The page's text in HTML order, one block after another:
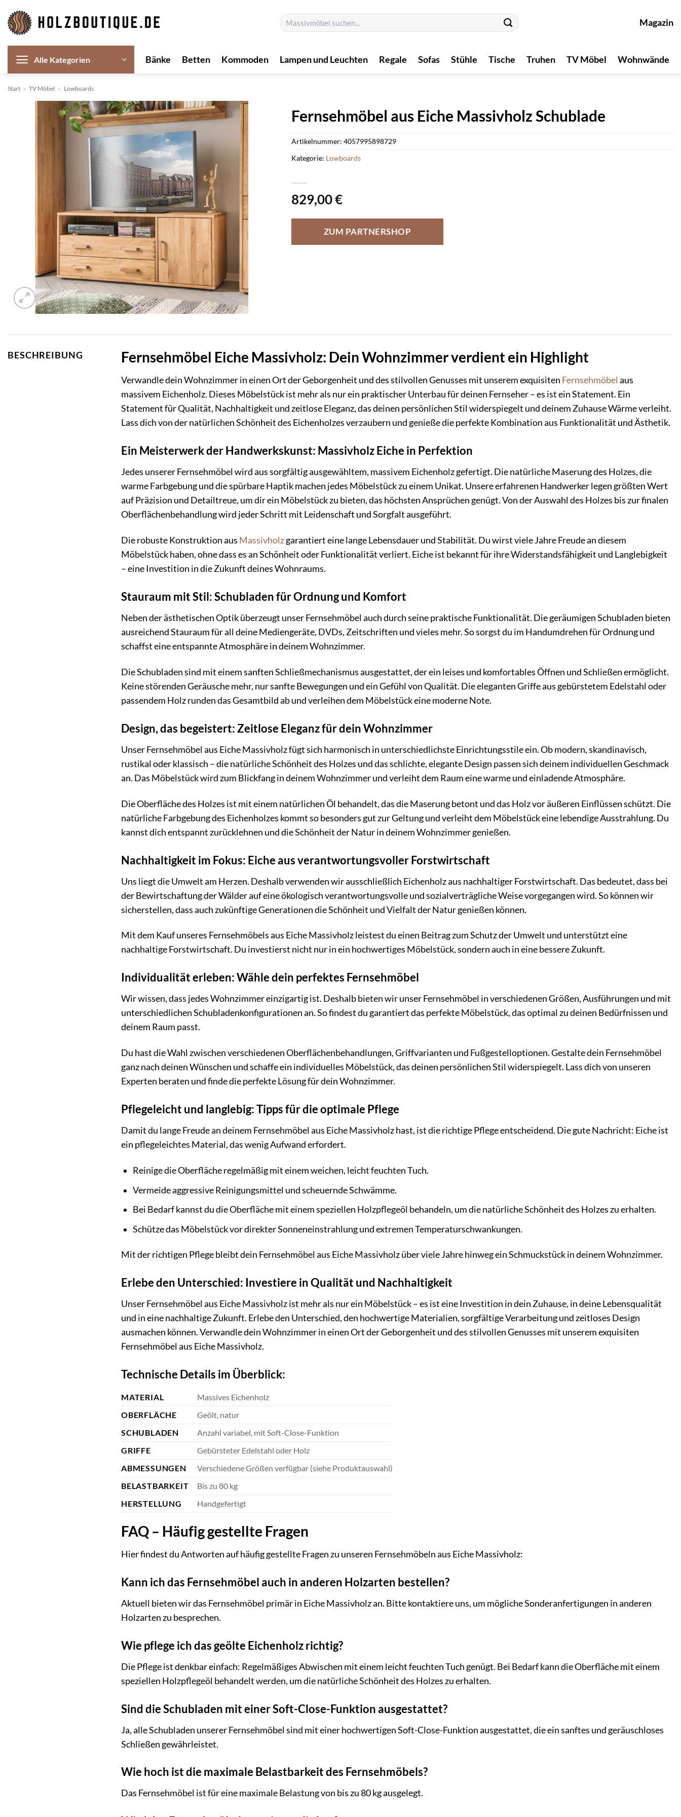
Inhalt
springen
Suchen
nach:
Magazin
Alle Kategorien Bänke Betten Kommoden Lampen und Leuchten Regale Sofas Stühle Tische Truhen TV Möbel Wohnwände
Start » TV Möbel » Lowboards
Fernsehmöbel aus Eiche Massivholz Schublade
829,00€
ZUM PARTNERSHOP
Artikelnummer: 4057995898729
Kategorie: Lowboards
BESCHREIBUNG Fernsehmöbel Eiche Massivholz: Dein Wohnzimmer verdient ein Highlight
Verwandle dein Wohnzimmer in einen Ort der Geborgenheit und des stilvollen Genusses mit unserem exquisiten Fernsehmöbel aus
massivem Eichenholz. Dieses Möbelstück ist mehr als nur ein praktischer Unterbau für deinen Fernseher – es ist ein Statement. Ein
Statement für Qualität, Nachhaltigkeit und zeitlose Eleganz, das deinen persönlichen Stil widerspiegelt und deinem Zuhause Wärme verleiht.
Lass dich von der natürlichen Schönheit des Eichenholzes verzaubern und genieße die perfekte Kombination aus Funktionalität und Ästhetik.
Ein Meisterwerk der Handwerkskunst: Massivholz Eiche in Perfektion
Jedes unserer Fernsehmöbel wird aus sorgfältig ausgewähltem, massivem Eichenholz gefertigt. Die natürliche Maserung des Holzes, die
warme Farbgebung und die spürbare Haptik machen jedes Möbelstück zu einem Unikat. Unsere erfahrenen Handwerker legen größten Wert
auf Präzision und Detailtreue, um dir ein Möbelstück zu bieten, das höchsten Ansprüchen genügt. Von der Auswahl des Holzes bis zur finalen
Oberflächenbehandlung wird jeder Schritt mit Leidenschaft und Sorgfalt ausgeführt.
Die robuste Konstruktion aus Massivholzgarantiert eine lange Lebensdauer und Stabilität. Du wirst viele Jahre Freude an diesem
Möbelstück haben, ohne dass es an Schönheit oder Funktionalität verliert. Eiche ist bekannt für ihre Widerstandsfähigkeit und Langlebigkeit
– eine Investition in die Zukunft deines Wohnraums.
Stauraum mit Stil: Schubladen für Ordnung und Komfort
Neben der ästhetischen Optik überzeugt unser Fernsehmöbel auch durch seine praktische Funktionalität. Die geräumigen Schubladen bieten
ausreichend Stauraum für all deine Mediengeräte, DVDs, Zeitschriften und vieles mehr. So sorgst du im Handumdrehen für Ordnung und
schaffst eine entspannte Atmosphäre in deinem Wohnzimmer.
Die Schubladen sind mit einem sanften Schließmechanismus ausgestattet, der ein leises und komfortables Öffnen und Schließen ermöglicht.
Keine störenden Geräusche mehr, nur sanfte Bewegungen und ein Gefühl von Qualität. Die eleganten Griffe aus gebürstetem Edelstahl oder
passendem Holz runden das Gesamtbild ab und verleihen dem Möbelstück eine moderne Note.
Design, das begeistert: Zeitlose Eleganz für dein Wohnzimmer
Unser Fernsehmöbel aus Eiche Massivholz fügt sich harmonisch in unterschiedlichste Einrichtungsstile ein. Ob modern, skandinavisch,
rustikal oder klassisch – die natürliche Schönheit des Holzes und das schlichte, elegante Design passen sich deinem individuellen Geschmack
an. Das Möbelstück wird zum Blickfang in deinem Wohnzimmer und verleiht dem Raum eine warme und einladende Atmosphäre.
Die Oberfläche des Holzes ist mit einem natürlichen Öl behandelt, das die Maserung betont und das Holz vor äußeren Einflüssen schützt. Die
natürliche Farbgebung des Eichenholzes kommt so besonders gut zur Geltung und verleiht dem Möbelstück eine lebendige Ausstrahlung. Du
kannst dich entspannt zurücklehnen und die Schönheit der Natur in deinem Wohnzimmer genießen.
Nachhaltigkeit im Fokus: Eiche aus verantwortungsvoller Forstwirtschaft
Uns liegt die Umwelt am Herzen. Deshalb verwenden wir ausschließlich Eichenholz aus nachhaltiger Forstwirtschaft. Das bedeutet, dass bei
der Bewirtschaftung der Wälder auf eine ökologisch verantwortungsvolle und sozialverträgliche Weise vorgegangen wird. So können wir
sicherstellen, dass auch zukünftige Generationen die Schönheit und Vielfalt der Natur genießen können.
Mit dem Kauf unseres Fernsehmöbels aus Eiche Massivholz leistest du einen Beitrag zum Schutz der Umwelt und unterstützt eine
nachhaltige Forstwirtschaft. Du investierst nicht nur in ein hochwertiges Möbelstück, sondern auch in eine bessere Zukunft.
Individualität erleben: Wähle dein perfektes Fernsehmöbel
Wir wissen, dass jedes Wohnzimmer einzigartig ist. Deshalb bieten wir unser Fernsehmöbel in verschiedenen Größen, Ausführungen und mit
unterschiedlichen Schubladenkonfigurationen an. So findest du garantiert das perfekte Möbelstück, das optimal zu deinen Bedürfnissen und
deinem Raum passt.
Du hast die Wahl zwischen verschiedenen Oberflächenbehandlungen, Griffvarianten und Fußgestelloptionen. Gestalte dein Fernsehmöbel
ganz nach deinen Wünschen und schaffe ein individuelles Möbelstück, das deinen persönlichen Stil widerspiegelt. Lass dich von unseren
Experten beraten und finde die perfekte Lösung für dein Wohnzimmer.
Pflegeleicht und langlebig: Tipps für die optimale Pflege
Damit du lange Freude an deinem Fernsehmöbel aus Eiche Massivholz hast, ist die richtige Pflege entscheidend. Die gute Nachricht: Eiche ist
ein pflegeleichtes Material, das wenig Aufwand erfordert.
Reinige die Oberfläche regelmäßig mit einem weichen, leicht feuchten Tuch.
Vermeide aggressive Reinigungsmittel und scheuernde Schwämme.
Bei Bedarf kannst du die Oberfläche mit einem speziellen Holzpflegeöl behandeln, um die natürliche Schönheit des Holzes zu erhalten.
Schütze das Möbelstück vor direkter Sonneneinstrahlung und extremen Temperaturschwankungen.
Mit der richtigen Pflege bleibt dein Fernsehmöbel aus Eiche Massivholz über viele Jahre hinweg ein Schmuckstück in deinem Wohnzimmer.
Erlebe den Unterschied: Investiere in Qualität und Nachhaltigkeit
Unser Fernsehmöbel aus Eiche Massivholz ist mehr als nur ein Möbelstück – es ist eine Investition in dein Zuhause, in deine Lebensqualität
und in eine nachhaltige Zukunft. Erlebe den Unterschied, den hochwertige Materialien, sorgfältige Verarbeitung und zeitloses Design
ausmachen können. Verwandle dein Wohnzimmer in einen Ort der Geborgenheit und des stilvollen Genusses mit unserem exquisiten
Fernsehmöbel aus Eiche Massivholz.
Technische Details im Überblick:
MATERIAL
Massives Eichenholz
OBERFLÄCHE
Geölt, natur
SCHUBLADEN
Anzahl variabel, mit Soft-Close-Funktion
GRIFFE
Gebürsteter Edelstahl oder Holz
ABMESSUNGEN
Verschiedene Größen verfügbar (siehe Produktauswahl)
BELASTBARKEIT
Bis zu 80 kg
HERSTELLUNG
Handgefertigt
FAQ – Häufig gestellte Fragen
Hier findest du Antworten auf häufig gestellte Fragen zu unseren Fernsehmöbeln aus Eiche Massivholz:
Kann ich das Fernsehmöbel auch in anderen Holzarten bestellen?
Aktuell bieten wir das Fernsehmöbel primär in Eiche Massivholz an. Bitte kontaktiere uns, um mögliche Sonderanfertigungen in anderen
Holzarten zu besprechen.
Wie pflege ich das geölte Eichenholz richtig?
Die Pflege ist denkbar einfach: Regelmäßiges Abwischen mit einem leicht feuchten Tuch genügt. Bei Bedarf kann die Oberfläche mit einem
speziellen Holzpflegeöl behandelt werden, um die natürliche Schönheit des Holzes zu erhalten.
Sind die Schubladen mit einer Soft-Close-Funktion ausgestattet?
Ja, alle Schubladen unserer Fernsehmöbel sind mit einer hochwertigen Soft-Close-Funktion ausgestattet, die ein sanftes und geräuschloses
Schließen gewährleistet.
Wie hoch ist die maximale Belastbarkeit des Fernsehmöbels?
Das Fernsehmöbel ist für eine maximale Belastung von bis zu 80 kg ausgelegt.